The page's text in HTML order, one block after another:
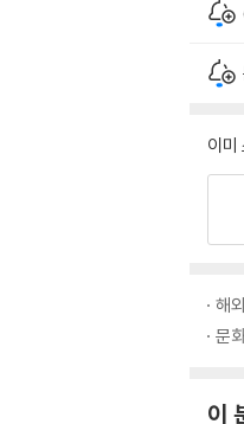
이미
해
문
이